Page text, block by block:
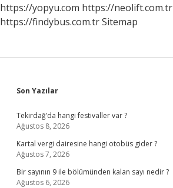
https://yopyu.com https://neolift.com.tr
https://findybus.com.trSitemap
Sidebar
Son Yazılar
Tekirdağ’da hangi festivaller var ?
Ağustos 8, 2026
Kartal vergi dairesine hangi otobüs gider ?
Ağustos 7, 2026
Bir sayının 9 ile bölümünden kalan sayı nedir ?
Ağustos 6, 2026